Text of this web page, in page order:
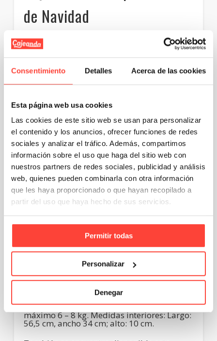
Consentimiento Detalles Acerca de las cookies
Esta página web usa cookies
Las cookies de este sitio web se usan para personalizar
el contenido y los anuncios, ofrecer funciones de redes
sociales y analizar el tráfico. Además, compartimos
información sobre el uso que haga del sitio web con
nuestros partners de redes sociales, publicidad y análisis
web, quienes pueden combinarla con otra información
que les haya proporcionado o que hayan recopilado a
partir del uso que haya hecho de sus servicios.
Permitir todas
Personalizar
Denegar
de Navidad
¿Quieres hacer un regalo para esta
Navidad? En fabricamos envases
totalmente preparados paratrasladar
botellas de vino y surtidos de dulces
navideños: se trata de un packaging
capacitado para que hasta los objetos más
Esta caja automontable con tapa y fondo
para el envío de productos navideños
(turrones, polvorones, mantecados, dulces,
etc.). Fabricada en canal sencillo con
papeles de alta resistencia. La tapa
incorpora un revestimiento externo
decorativo con motivos navideños. Peso
máximo 6 – 8 kg. Medidas interiores: Largo:
56,5 cm, ancho 34 cm; alto: 10 cm.